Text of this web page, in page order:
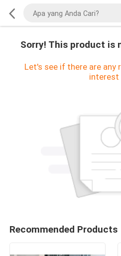
Sorry! This product is
Let's see if there are
interest
Recommended Products